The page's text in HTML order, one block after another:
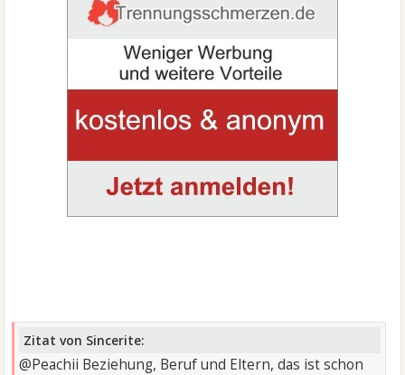
Zitat von Sincerite:
@Peachii Beziehung, Beruf und Eltern, das ist schon